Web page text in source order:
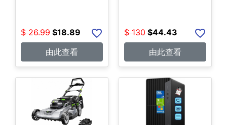
$ 26.99 $18.89
由此查看
$ 130 $44.43
由此查看